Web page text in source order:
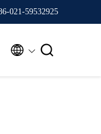
021-59532925
 